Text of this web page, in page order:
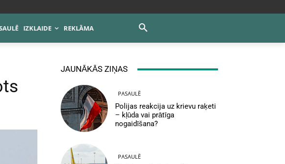
IZKLAIDE REKLĀMA
JAUNĀKĀS ZIŅAS
PASAULĒ
Polijas reakcija uz krievu raķeti
– kļūda vai prātīga
nogaidīšana?
PASAULĒ